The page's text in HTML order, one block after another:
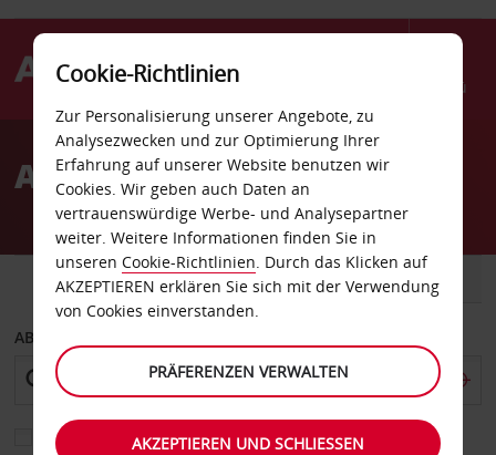
Menü
AvisAutovermietung Glendive
FAHRZEUG TRANSPORTER
ABHOLEN VON
Eine andere Rückgabestation auswählen
Cookie-Richtlinien
Zur Personalisierung unserer Angebote, zu
Analysezwecken und zur Optimierung Ihrer
Erfahrung auf unserer Website benutzen wir
Cookies. Wir geben auch Daten an
vertrauenswürdige Werbe- und Analysepartner
weiter. Weitere Informationen finden Sie in
unseren Cookie-Richtlinien. Durch das Klicken auf
AKZEPTIEREN erklären Sie sich mit der Verwendung
von Cookies einverstanden.
PRÄFERENZEN VERWALTEN
AKZEPTIEREN UND SCHLIESSEN